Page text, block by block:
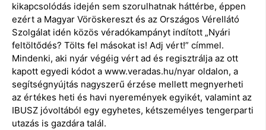
kikapcsolódás idején sem szorulhatnak háttérbe, éppen
ezért a Magyar Vöröskereszt és az Országos Vérellátó
Szolgálat idén közös véradókampányt indított „Nyári
feltöltődés? Tölts fel másokat is! Adj vért!” címmel.
Mindenki, aki nyár végéig vért ad és regisztrálja az ott
kapott egyedi kódot a www.veradas.hu/nyar oldalon, a
segítségnyújtás nagyszerű érzése mellett megnyerheti
az értékes heti és havi nyeremények egyikét, valamint az
IBUSZ jóvoltából egy egyhetes, kétszemélyes tengerparti
utazás is gazdára talál.